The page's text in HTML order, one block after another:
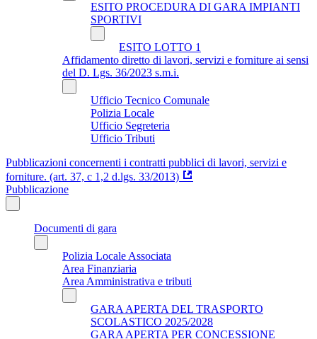
ESITO PROCEDURA DI GARA IMPIANTI
SPORTIVI
ESITO LOTTO 1
Affidamento diretto di lavori, servizi e forniture ai sensi
del D. Lgs. 36/2023 s.m.i.
Ufficio Tecnico Comunale
Polizia Locale
Ufficio Segreteria
Ufficio Tributi
Pubblicazioni concernenti i contratti pubblici di lavori, servizi e
forniture. (art. 37, c 1,2 d.lgs. 33/2013)
Pubblicazione
Documenti di gara
Polizia Locale Associata
Area Finanziaria
Area Amministrativa e tributi
GARA APERTA DEL TRASPORTO
SCOLASTICO 2025/2028
GARA APERTA PER CONCESSIONE